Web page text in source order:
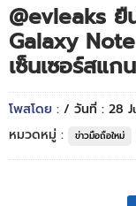
@evleaks
Galaxy
เซ็นเซอร์สแก
โพสโดย : / วันที่ : 28
หมวดหมู่ :
ข่าวมือถือใหม่